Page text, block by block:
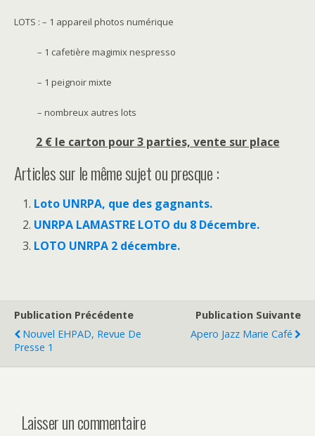
LOTS : – 1 appareil photos numérique
– 1 cafetière magimix nespresso
– 1 peignoir mixte
– nombreux autres lots
2 € le carton pour 3 parties, vente sur place
Articles sur le même sujet ou presque :
Loto UNRPA, que des gagnants.
UNRPA LAMASTRE LOTO du 8 Décembre.
LOTO UNRPA 2 décembre.
Publication Précédente
Nouvel EHPAD, Revue De
Presse 1
Publication Suivante
Apero Jazz Marie Café
Laisser un commentaire